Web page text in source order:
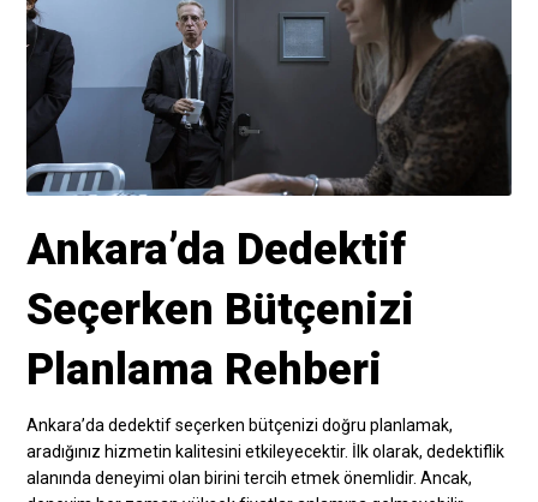
Ankara’da Dedektif
Seçerken Bütçenizi
Planlama Rehberi
Ankara’da dedektif seçerken bütçenizi doğru planlamak,
aradığınız hizmetin kalitesini etkileyecektir. İlk olarak, dedektiflik
alanında deneyimi olan birini tercih etmek önemlidir. Ancak,